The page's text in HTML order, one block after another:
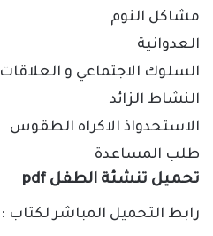
مشاكل النوم
العدوانية
السلوك الاجتماعي و العلاقات
النشاط الزائد
الاستحدواذ الاكراه الطقوس
طلب المساعدة
تحميل تنشئة الطفل pdf
رابط التحميل المباشر لكتاب :